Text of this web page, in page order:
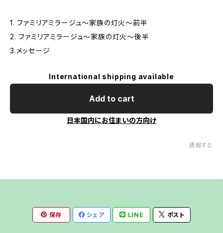
1. ファミリアミラージュ～家族の灯火～前半
2. ファミリアミラージュ～家族の灯火～後半
3.メッセージ
International shipping available
Add to cart
日本国内にお住まいの方向け
通報する
保存 シェア LINE ポスト